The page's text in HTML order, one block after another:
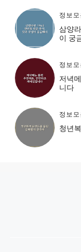
정보모
삼양
이 궁
정보모
저녁
니다
정보모
청년